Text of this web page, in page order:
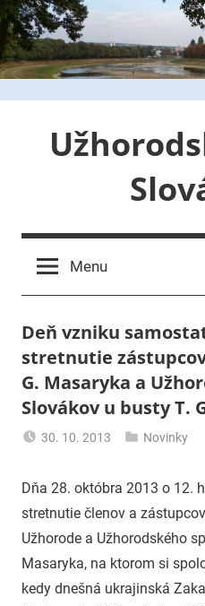
Skip
to
content
Menu
Deň vzniku
stretnutie
G. Masaryka a
Slovákov u busty T.
30. 10. 2013
Novinky
Dňa 28. októbra 2013 o 12.
stretnutie členov a
Užhorode a Užhorodského
Masaryka, na ktorom si
kedy dnešná ukrajinská